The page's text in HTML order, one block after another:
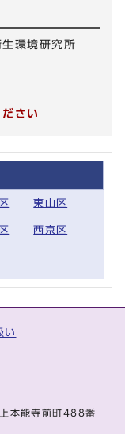
環境研究所
さい
東山区
西京区
い
本能寺前町488番